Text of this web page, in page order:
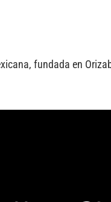
fundada en